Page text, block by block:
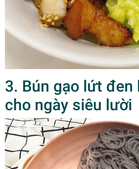
3. Bún gạo lứt đen
cho ngày siêu lười